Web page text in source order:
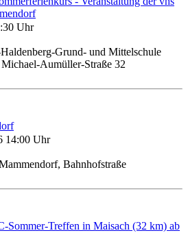
Uhr
Grund- und Mittelschule
Aumüller-Straße 32
14:00 Uhr
Bahnhofstraße
Sommer-Treffen in Maisach (32 km) ab